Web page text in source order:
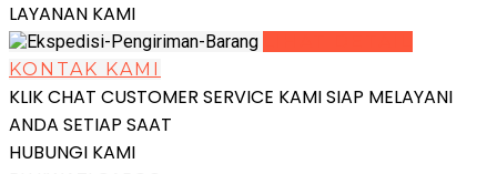
LAYANAN KAMI
KONTAK KAMI
KLIK CHAT CUSTOMER SERVICE KAMI SIAP MELAYANI
ANDA SETIAP SAAT
HUBUNGI KAMI